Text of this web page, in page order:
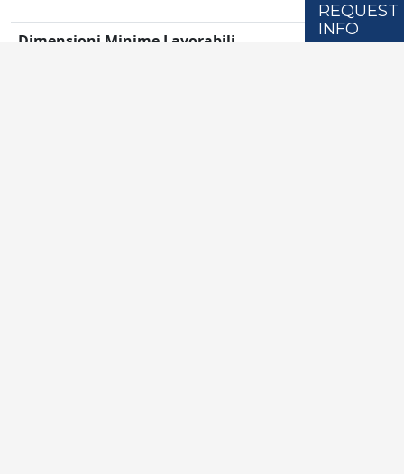
Dimensioni Minime Lavorabili
REQUEST
INFO